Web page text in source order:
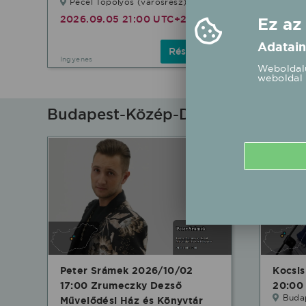
2026.09.05 21:00 UTC+2
Ingyenes
Részletek
Budapest-Közép-Dunavidéki
Peter Srámek 2026/10/02
17:00 Zrumeczky Dezső
Művelődési Ház és Könyvtár
20:00
Ez
weboldal